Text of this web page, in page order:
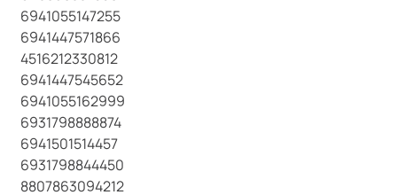
6941055147255
6941447571866
4516212330812
6941447545652
6941055162999
6931798888874
6941501514457
6931798844450
8807863094212